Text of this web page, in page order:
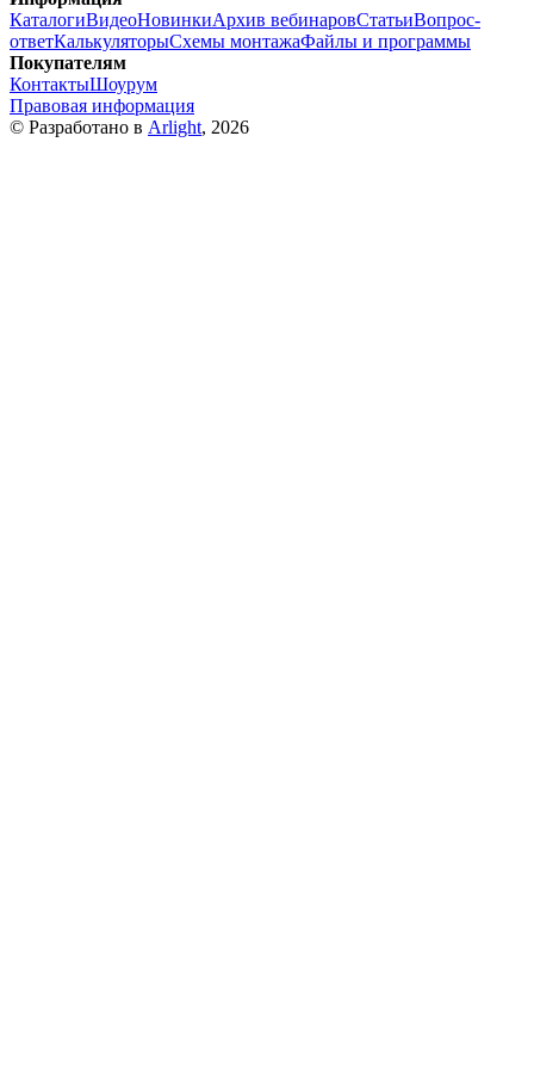
КаталогиВидеоНовинкиАрхив вебинаровСтатьиВопрос-
ответКалькуляторыСхемы монтажаФайлы и программы
Покупателям
КонтактыШоурум
Правовая информация
© Разработано в Arlight, 2026